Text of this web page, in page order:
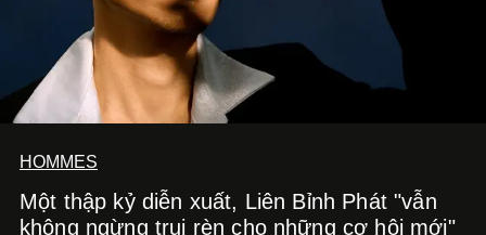
HOMMES
Một thập kỷ diễn xuất, Liên Bỉnh Phát "vẫn
không ngừng trui rèn cho những cơ hội mới"